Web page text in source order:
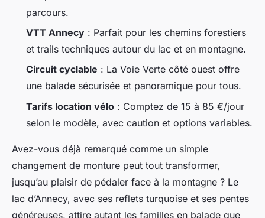
parcours.
VTT Annecy : Parfait pour les chemins forestiers
et trails techniques autour du lac et en montagne.
Circuit cyclable : La Voie Verte côté ouest offre
une balade sécurisée et panoramique pour tous.
Tarifs location vélo : Comptez de 15 à 85 €/jour
selon le modèle, avec caution et options variables.
Avez-vous déjà remarqué comme un simple
changement de monture peut tout transformer,
jusqu’au plaisir de pédaler face à la montagne ? Le
lac d’Annecy, avec ses reflets turquoise et ses pentes
généreuses, attire autant les familles en balade que